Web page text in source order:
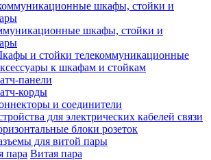
шкафы, стойки и
и стойки телекоммуникационные
к шкафам и стойкам
панели
корды
и соединители
для электрических кабелей связи
блоки розеток
для витой пары
Витая пара